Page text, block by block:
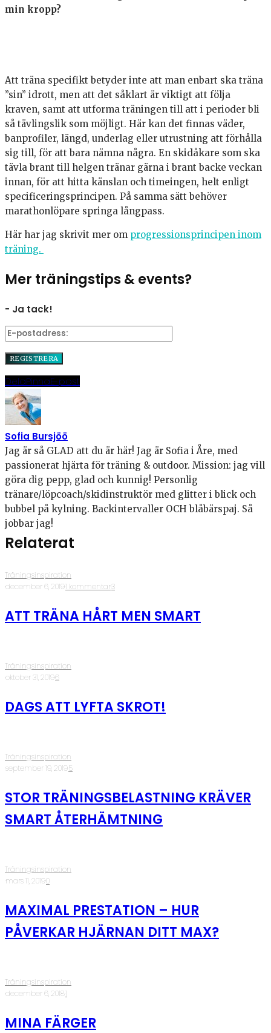
min kropp?
Att träna specifikt betyder inte att man enbart ska träna
”sin” idrott, men att det såklart är viktigt att följa
kraven, samt att utforma träningen till att i perioder bli
så tävlingslik som möjligt. Här kan det finnas väder,
banprofiler, längd, underlag eller utrustning att förhålla
sig till, för att bara nämna några. En skidåkare som ska
tävla brant till helgen tränar gärna i brant backe veckan
innan, för att hitta känslan och timeingen, helt enligt
specificeringsprincipen. På samma sätt behöver
marathonlöpare springa långpass.
Här har jag skrivit mer om progressionsprincipen inom
träning.
Mer träningstips & events?
- Ja tack!
DelaPinnaE-post
Sofia Bursjöö
Jag är så GLAD att du är här! Jag är Sofia i Åre, med
passionerat hjärta för träning & outdoor. Mission: jag vill
göra dig pepp, glad och kunnig! Personlig
tränare/löpcoach/skidinstruktör med glitter i blick och
bubbel på kylning. Backintervaller OCH blåbärspaj. Så
jobbar jag!
Relaterat
Träningsinspiration
·december 6, 2019·1 kommentar·3
ATT TRÄNA HÅRT MEN SMART
Träningsinspiration
·oktober 31, 2019·6
DAGS ATT LYFTA SKROT!
Träningsinspiration
·september 19, 2019·5
STOR TRÄNINGSBELASTNING KRÄVER
SMART ÅTERHÄMTNING
Träningsinspiration
·mars 11, 2019·0
MAXIMAL PRESTATION – HUR
PÅVERKAR HJÄRNAN DITT MAX?
Träningsinspiration
·december 6, 2018·1
MINA FÄRGER